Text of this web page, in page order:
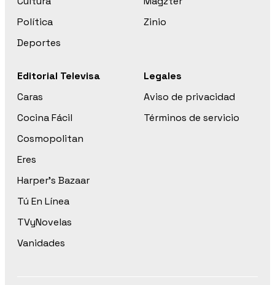
Política
Deportes
Zinio
Editorial Televisa
Caras
Cocina Fácil
Cosmopolitan
Eres
Harper’s Bazaar
Tú En Línea
TVyNovelas
Vanidades
Legales
Aviso de privacidad
Términos de servicio